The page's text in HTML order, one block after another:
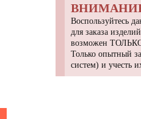
Воспользуйтесь
для заказа
возможен ТОЛЬКО
Только опытный
систем) и учесть